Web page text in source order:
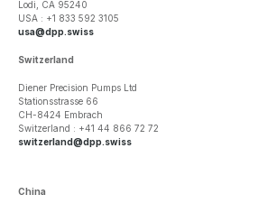
Lodi, CA 95240
USA : +1 833 592 3105
usa@dpp.swiss
Switzerland
Diener Precision Pumps Ltd
Stationsstrasse 66
CH-8424 Embrach
Switzerland : +41 44 866 72 72
switzerland@dpp.swiss
China